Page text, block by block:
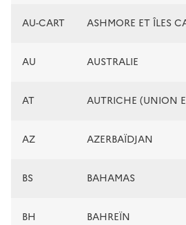
AU-CART ASHMORE ET ÎLES
AU AUSTRALIE
AT AUTRICHE (UNION
AZ AZERBAÏDJAN
BS BAHAMAS
BH BAHREÏN